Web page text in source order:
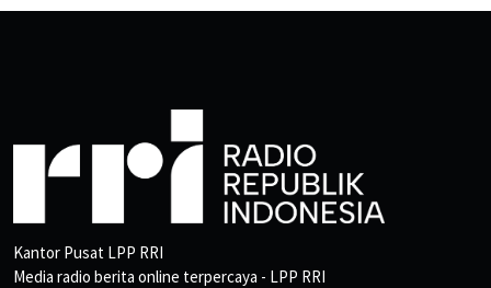
Kantor Pusat LPP RRI
Media radio berita online terpercaya - LPP RRI